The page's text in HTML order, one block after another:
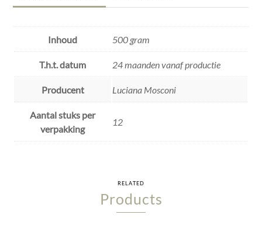
Inhoud 500 gram
T.h.t. datum 24 maanden vanaf productie
Producent Luciana Mosconi
Aantal stuks per
verpakking
12
RELATED
Products